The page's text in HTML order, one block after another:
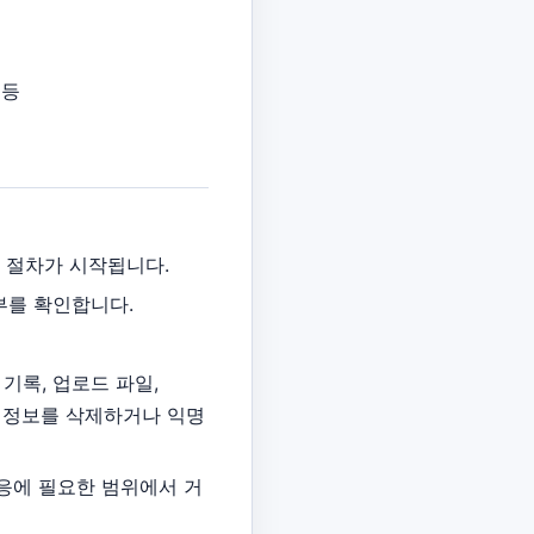
차가 시작됩니다.
확인합니다.
록, 업로드 파일,
보를 삭제하거나 익명
에 필요한 범위에서 거